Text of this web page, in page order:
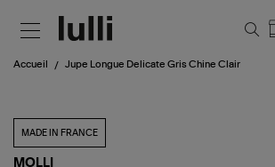
Accueil Jupe Longue Delicate Gris Chine Clair
MADE IN FRANCE
MOLLI